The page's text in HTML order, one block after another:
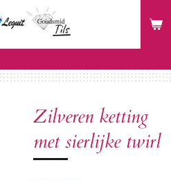
Zilveren ketting
met sierlijke twirl